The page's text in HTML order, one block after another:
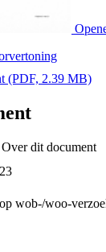
(PDF, 2.39 MB)
Over dit document
wob-/woo-